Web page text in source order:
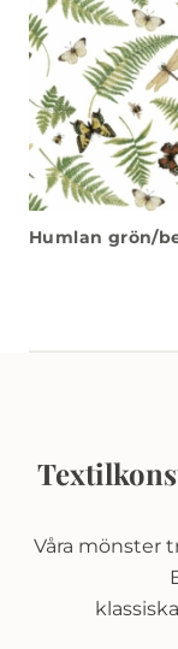
Humlan grön/
Våra mönster